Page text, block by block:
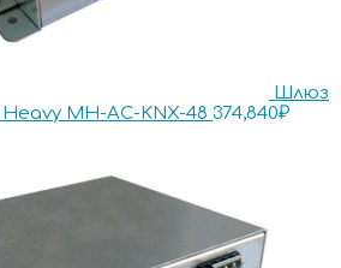
Шлюз
MH-AC-KNX-48 374,840₽